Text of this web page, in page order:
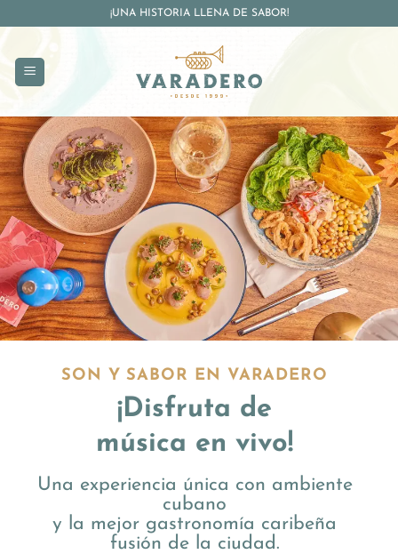
¡UNA HISTORIA LLENA DE SABOR!
SON Y SABOR EN VARADERO
¡Disfruta de
música en vivo!
Una experiencia única con ambiente
cubano
y la mejor gastronomía caribeña
fusión de la ciudad.